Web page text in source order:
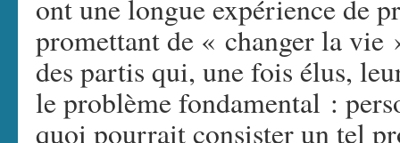
ont une longue expérience de
promettant de « changer la vie
des partis qui, une fois élus,
le problème fondamental :
quoi pourrait consister un tel